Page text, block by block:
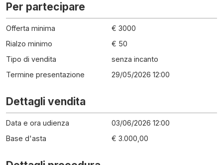
Per partecipare
Offerta minima
€ 3000
Rialzo minimo
€ 50
Tipo di vendita
senza incanto
Termine presentazione
29/05/2026 12:00
Dettagli vendita
Data e ora udienza
03/06/2026 12:00
Base d'asta
€ 3.000,00